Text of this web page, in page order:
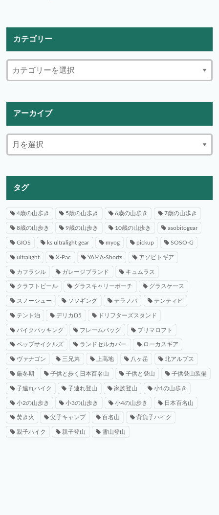
カテゴリー
アーカイブ
タグ
4歳の山歩き 5歳の山歩き 6歳の山歩き 7歳の山歩き
8歳の山歩き 9歳の山歩き 10歳の山歩き asobitogear
GIOS ks ultralight gear myog pickup SOSO-G
ultralight X-Pac YAMA-Shorts アソビトギア
カフラシル ガレージブランド キュムラス
クラフトビール グラスキャリーポーチ グラスケース
スノーシュー ソソギング テラノバ テンティピ
テント泊 デリカD5 ドリフターズスタンド
バイクパッキング フレームバッグ プリマロフト
ペップサイクルズ ランドセルカバー ローカスギア
ヴァナゴン 三兄弟 上高地 八ヶ岳 北アルプス
厳冬期 子供と歩く日本百名山 子供と登山 子供登山装備
子連れハイク 子連れ登山 家族登山 小1の山歩き
小2の山歩き 小3の山歩き 小4の山歩き 日本百名山
焚き火 父子キャンプ 百名山 背負子ハイク
親子ハイク 親子登山 雪山登山